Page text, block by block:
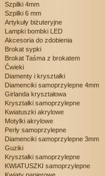
Szpilki 4mm
Szpilki 6 mm
Artykuły biżuteryjne
Lampki bombki LED
Akcesoria do zdobienia
Brokat sypki
Brokat Taśma z brokatem
Ćwieki
Diamenty i kryształki
Diamenciki samoprzylepne 4mm
Girlanda kryształowa
Kryształki samoprzylepne
Kwiatuszki akrylowe
Motylki akrylowe
Perły samoprzylepne
Diamenciki samoprzylepne 3mm
Guziki
Kryształki samoprzylepne
KWIATUSZKI samoprzylepne